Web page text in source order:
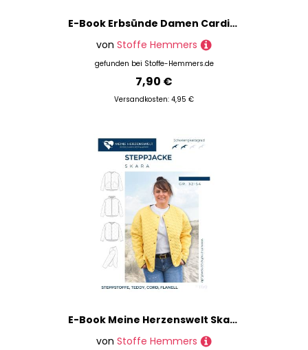
E-Book Erbsünde Damen Cardigan Namorada
von Stoffe Hemmers
gefunden bei Stoffe-Hemmers.de
7,90 €
Versandkosten: 4,95 €
E-Book Meine Herzenswelt Skara Steppjacke Damen
von Stoffe Hemmers